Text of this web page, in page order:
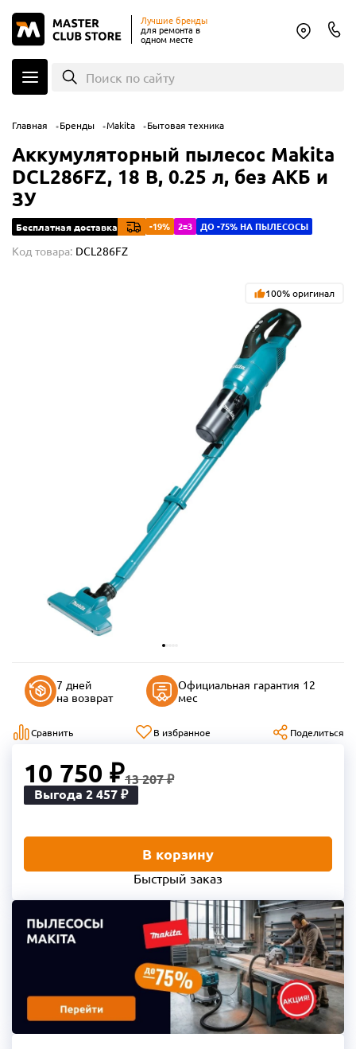
Лучшие бренды
для ремонта в
одном месте
Поиск по сайту
Главная Бренды Makita Бытовая техника
Аккумуляторный пылесос Makita
DCL286FZ, 18 В, 0.25 л, без АКБ и
ЗУ
Бесплатная доставка -19% 2=3 ДО -75% НА ПЫЛЕСОСЫ
Код товара: DCL286FZ
100% оригинал
7 дней
на возврат
Официальная гарантия 12
мес
Сравнить В избранное Поделиться
10 750 ₽13 207 ₽
Выгода 2 457 ₽
В корзину
Быстрый заказ